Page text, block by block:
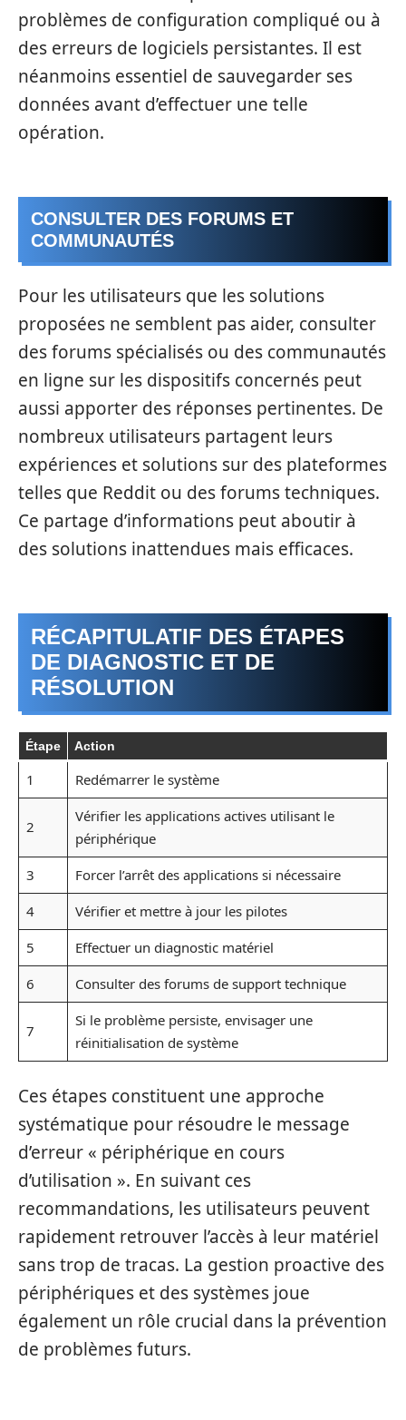
problèmes de configuration compliqué ou à
des erreurs de logiciels persistantes. Il est
néanmoins essentiel de sauvegarder ses
données avant d’effectuer une telle
opération.
CONSULTER DES FORUMS ET
COMMUNAUTÉS
Pour les utilisateurs que les solutions
proposées ne semblent pas aider, consulter
des forums spécialisés ou des communautés
en ligne sur les dispositifs concernés peut
aussi apporter des réponses pertinentes. De
nombreux utilisateurs partagent leurs
expériences et solutions sur des plateformes
telles que Reddit ou des forums techniques.
Ce partage d’informations peut aboutir à
des solutions inattendues mais efficaces.
RÉCAPITULATIF DES ÉTAPES
DE DIAGNOSTIC ET DE
RÉSOLUTION
Étape Action
1 Redémarrer le système
2
Vérifier les applications actives utilisant le
périphérique
3
Forcer l’arrêt des applications si nécessaire
4
Vérifier et mettre à jour les pilotes
5
Effectuer un diagnostic matériel
6
Consulter des forums de support technique
7
Si le problème persiste, envisager une
réinitialisation de système
Ces étapes constituent une approche
systématique pour résoudre le message
d’erreur « périphérique en cours
d’utilisation ». En suivant ces
recommandations, les utilisateurs peuvent
rapidement retrouver l’accès à leur matériel
sans trop de tracas. La gestion proactive des
périphériques et des systèmes joue
également un rôle crucial dans la prévention
de problèmes futurs.